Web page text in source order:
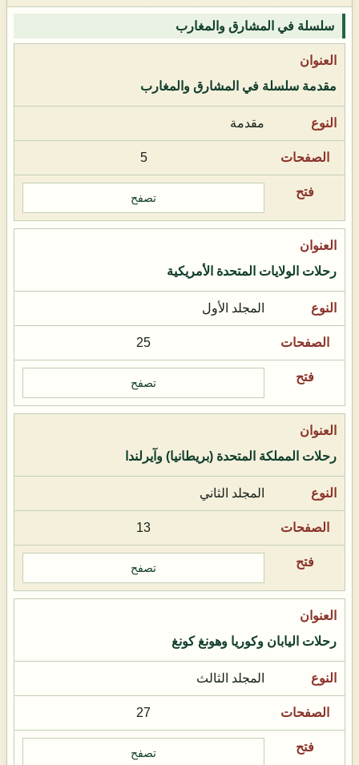
سلسلة في المشارق والمغارب
مقدمة سلسلة في المشارق والمغارب
مقدمة
5
تصفح
رحلات الولايات المتحدة الأمريكية
المجلد الأول
25
تصفح
رحلات المملكة المتحدة (بريطانيا) وآيرلندا
المجلد الثاني
13
تصفح
رحلات اليابان وكوريا وهونغ كونغ
المجلد الثالث
27
تصفح